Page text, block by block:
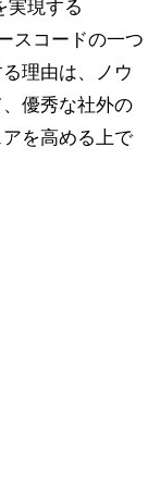
実現する
スコードの一つ
理由は、ノウ
優秀な社外の
を高める上で